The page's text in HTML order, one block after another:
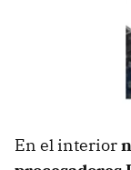
En el interior